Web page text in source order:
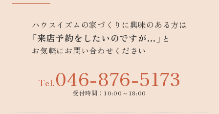
ハウスイズムの家づくりに興味のある方は
「来店予約をしたいのですが…」 と
お気軽にお問い合わせください
Tel.046-876-5173
受付時間：10:00～18:00